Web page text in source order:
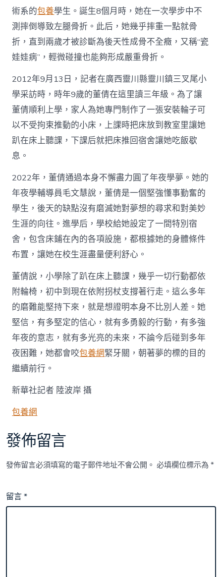
術系的包養學生。誕生8個月時，她在一次學步中不
測摔倒導致左腿骨折。此后，她幾乎摔重一點就骨
折，直到兩歲才被診斷為後天性成骨不全癥，又稱“瓷
娃娃病”，輕微碰撞也能夠形成嚴重骨折。
2012年9月13日，記者在廣西靈川縣靈川鎮三叉尾小
學采訪時，時年9歲的董倩在這里讀三年級。為了讓
董倩順利上學，家人為她專門制作了一張安裝輪子可
以不受拘束推動的小床，上課時把床放到教室里讓她
趴在床上聽課，下課后就把床推回宿舍讓她吃飯歇
息。
2022年，董倩通過本身不懈盡力圓了年夜學夢。她的
年夜學輔導員毛文慧說，董倩是一個堅強懂事勤奮的
學生，後天的缺點沒有磨滅她對夢想的尋求和對美妙
生涯的向往。進學后，學校給她設定了一間特別宿
舍，包含床鋪在內的各項設施，都根據她的身體條件
布置，讓她在校生涯盡量便利舒心。
董倩說，小學除了趴在床上聽課，幾乎一切行動都依
附輪椅，初中到現在依附拐杖支撐著行走。這么多年
的磨難能堅持下來，就是想證明本身不比別人差。她
堅信，有多堅定的信心，就有多勇毅的行動，有多強
年夜的意志，就有多光亮的未來，不論今后碰到多年
夜困難，她都會咬包養網緊牙關，朝著夢的標的目的
繼續前行。
新華社記者 陸波岸 攝
包養網
發佈留言
發佈留言必須填寫的電子郵件地址不會公開。 必填欄位標示為*
留言*